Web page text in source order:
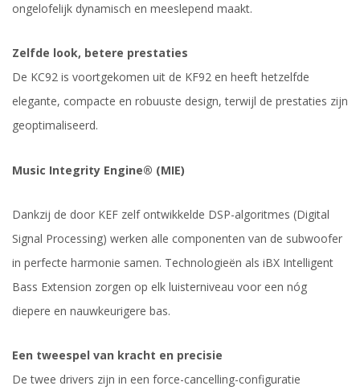
ongelofelijk dynamisch en meeslepend maakt.
Zelfde look, betere prestaties
De KC92 is voortgekomen uit de KF92 en heeft hetzelfde
elegante, compacte en robuuste design, terwijl de prestaties zijn
geoptimaliseerd.
Music Integrity Engine® (MIE)
Dankzij de door KEF zelf ontwikkelde DSP-algoritmes (Digital
Signal Processing) werken alle componenten van de subwoofer
in perfecte harmonie samen. Technologieën als iBX Intelligent
Bass Extension zorgen op elk luisterniveau voor een nóg
diepere en nauwkeurigere bas.
Een tweespel van kracht en precisie
De twee drivers zijn in een force-cancelling-configuratie